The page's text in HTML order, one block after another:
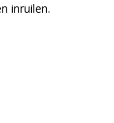
inruilen.